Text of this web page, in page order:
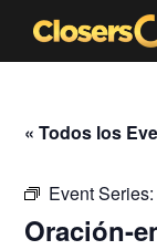
« Todos los
Event
Oración-